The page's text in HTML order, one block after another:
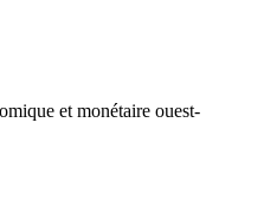
et monétaire ouest-